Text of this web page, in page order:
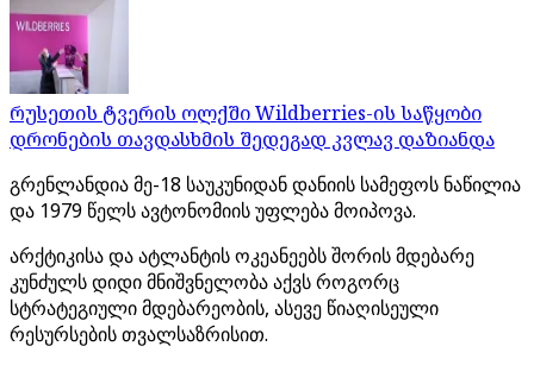
რუსეთის ტვერის ოლქში Wildberries-ის საწყობი
დრონების თავდასხმის შედეგად კვლავ დაზიანდა
გრენლანდია მე-18 საუკუნიდან დანიის სამეფოს ნაწილია
და 1979 წელს ავტონომიის უფლება მოიპოვა.
არქტიკისა და ატლანტის ოკეანეებს შორის მდებარე
კუნძულს დიდი მნიშვნელობა აქვს როგორც
სტრატეგიული მდებარეობის, ასევე წიაღისეული
რესურსების თვალსაზრისით.